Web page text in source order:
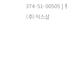
374-51-00505 |
(주)식스샵